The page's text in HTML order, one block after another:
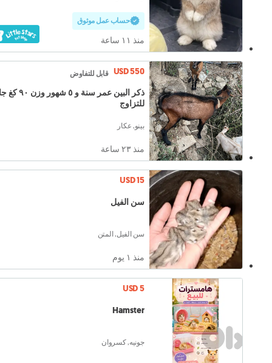
حساب عمل موثوق
منذ ١١ ساعة
USD 550 قابل للتفاوض
ذكر البين عمر سنة و ٥
للتزاوج
بينو, عكار
منذ ٢٣ ساعة
USD 15
سن الفيل
سن الفيل, المتن
منذ ١ يوم
USD 5
Hamster
جونيه, كسروان